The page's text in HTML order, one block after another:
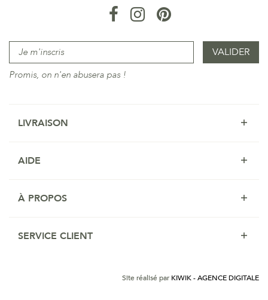
Promis, on n'en abusera pas !
LIVRAISON
AIDE
À PROPOS
SERVICE CLIENT
Site réalisé par KIWIK - AGENCE DIGITALE